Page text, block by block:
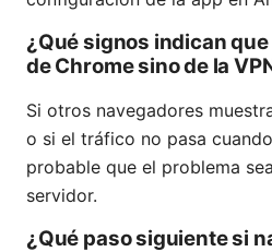
¿Qué signos indican
de Chrome sino de la
Si otros navegadores
o si el tráfico no pasa
probable que el problema
servidor.
¿Qué paso siguiente si